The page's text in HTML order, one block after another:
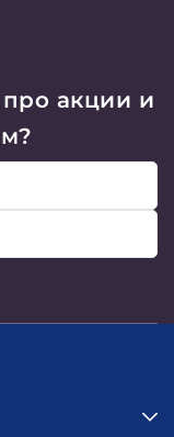
акции и